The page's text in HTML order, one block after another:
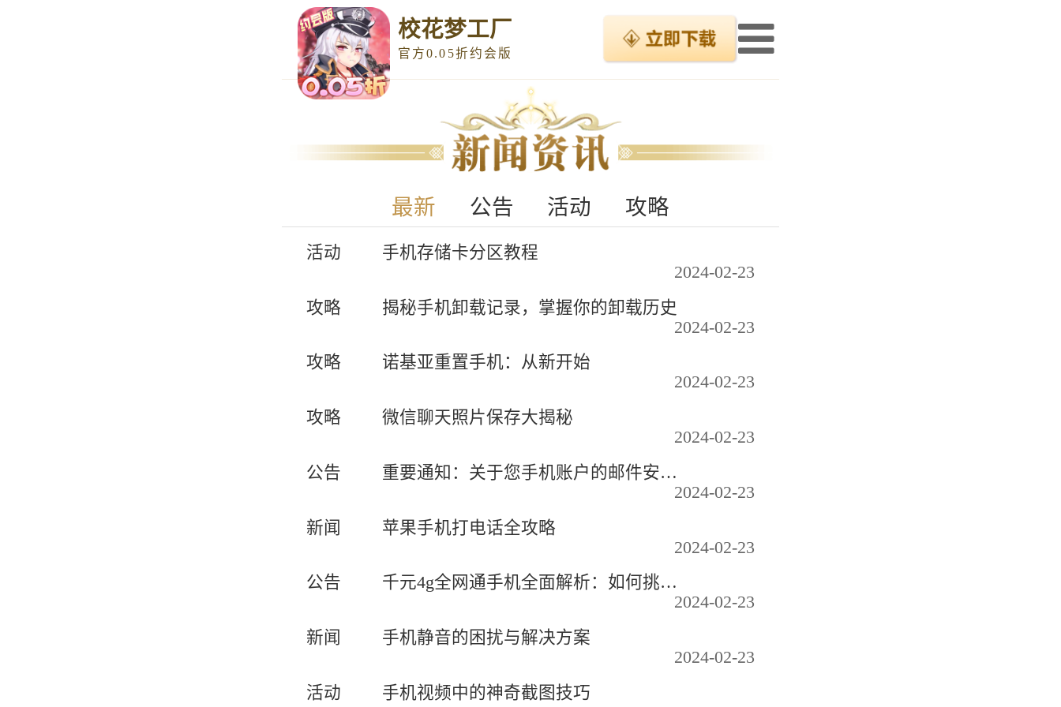
校花梦工厂
官方0.05折约会版
最新 公告 活动 攻略
活动
手机存储卡分区教程
2024-02-23
攻略
揭秘手机卸载记录，掌握你的卸载历史
2024-02-23
攻略
诺基亚重置手机：从新开始
2024-02-23
攻略
微信聊天照片保存大揭秘
2024-02-23
公告
重要通知：关于您手机账户的邮件安全提醒
2024-02-23
新闻
苹果手机打电话全攻略
2024-02-23
公告
千元4g全网通手机全面解析：如何挑选一款性价比超高的手机
2024-02-23
新闻
手机静音的困扰与解决方案
2024-02-23
活动
手机视频中的神奇截图技巧